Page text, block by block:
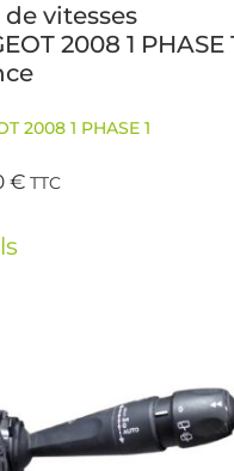
vitesses
2008 1 PHASE
2008 1 PHASE 1
€ TTC